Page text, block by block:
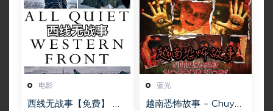
电影
西线无战事【免费】 W
蓝光
越南恐怖故事 – Chuyện